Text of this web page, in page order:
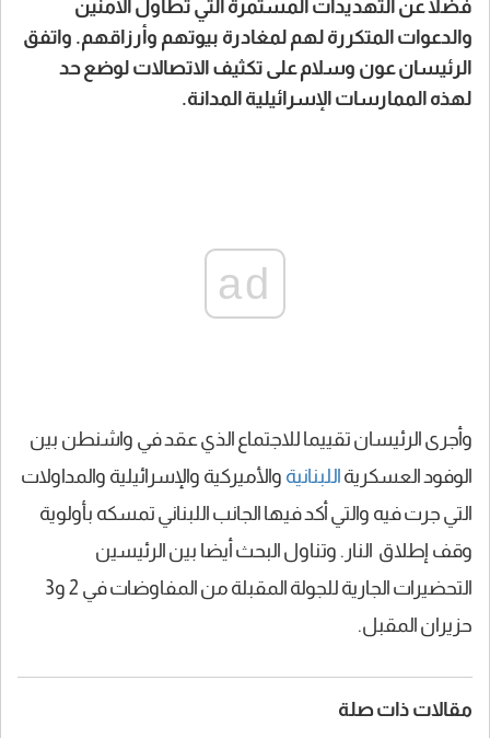
فضلا عن التهديدات المستمرة التي تطاول الآمنين
والدعوات المتكررة لهم لمغادرة بيوتهم وأرزاقهم. واتفق
الرئيسان عون وسلام على تكثيف الاتصالات لوضع حد
لهذه الممارسات الإسرائيلية المدانة.
ad
وأجرى الرئيسان تقييما للاجتماع الذي عقد في واشنطن بين
الوفود العسكرية اللبنانية والأميركية والإسرائيلية والمداولات
التي جرت فيه والتي أكد فيها الجانب اللبناني تمسكه بأولوية
وقف إطلاق النار. وتناول البحث أيضا بين الرئيسين
التحضيرات الجارية للجولة المقبلة من المفاوضات في 2 و3
حزيران المقبل.
مقالات ذات صلة